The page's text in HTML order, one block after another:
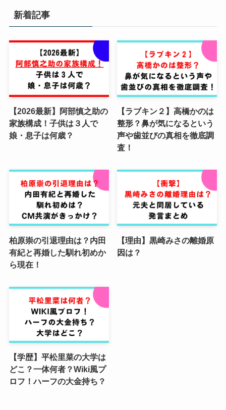
新着記事
【2026最新】阿部慎之助の
家族構成！子供は３人で
娘・息子は何歳？
【ラブキン２】高橋かのは
整形？鼻が気になるという
声や歯並びの真相を徹底調
査！
柏原崇の引退理由は？内田
有紀と再婚した馴れ初めか
ら現在！
【理由】黒崎みさの離婚原
因は？
【学歴】平松里菜の大学は
どこ？一体何者？Wiki風プ
ロフ！ハーフの大金持ち？